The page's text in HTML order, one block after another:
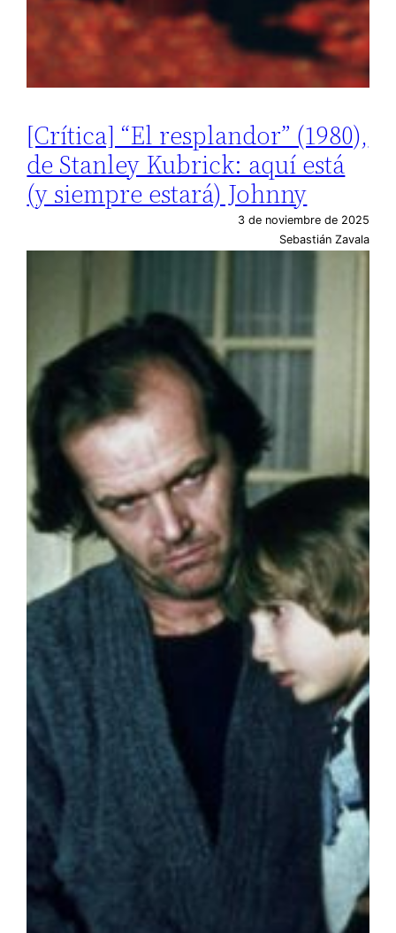
[Crítica] “El resplandor” (1980),
de Stanley Kubrick: aquí está
(y siempre estará) Johnny
3 de noviembre de 2025
Sebastián Zavala